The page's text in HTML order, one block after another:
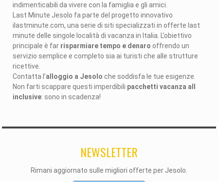
indimenticabili da vivere con la famiglia e gli amici.
Last Minute Jesolo fa parte del progetto innovativo
ilastminute.com, una serie di siti specializzati in offerte last
minute delle singole località di vacanza in Italia. L’obiettivo
principale è far risparmiare tempo e denaro offrendo un
servizio semplice e completo sia ai turisti che alle strutture
ricettive.
Contatta l’alloggio a Jesolo che soddisfa le tue esigenze.
Non farti scappare questi imperdibili pacchetti vacanza all
inclusive: sono in scadenza!
NEWSLETTER
Rimani aggiornato sulle migliori offerte per Jesolo.